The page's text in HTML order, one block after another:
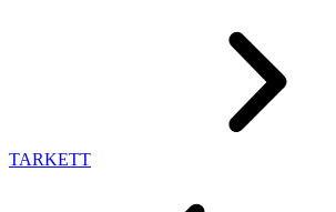
TARKETT